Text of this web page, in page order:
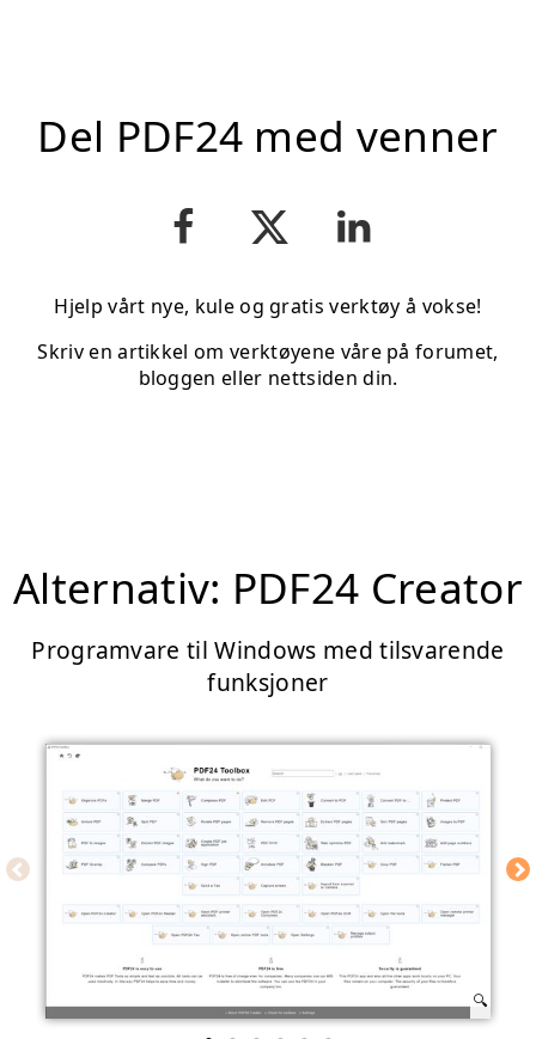
Del PDF24 med venner
Hjelp vårt nye, kule og gratis verktøy å vokse!
Skriv en artikkel om verktøyene våre på forumet,
bloggen eller nettsiden din.
Alternativ: PDF24 Creator
Programvare til Windows med tilsvarende
funksjoner